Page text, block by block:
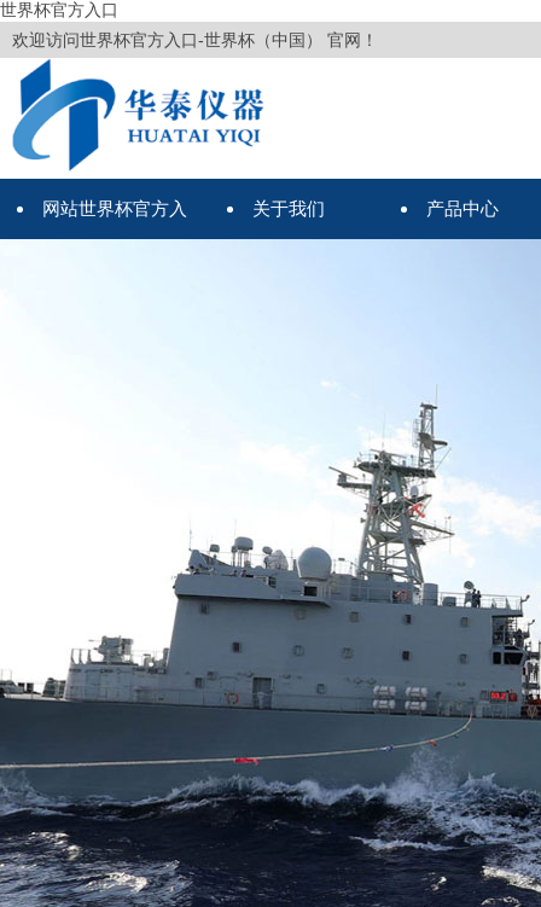
世界杯官方入口
欢迎访问世界杯官方入口-世界杯（中国） 官网！
网站世界杯官方入 关于我们 产品中心